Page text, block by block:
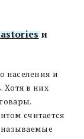
и
населения и
Хотя в них
считается